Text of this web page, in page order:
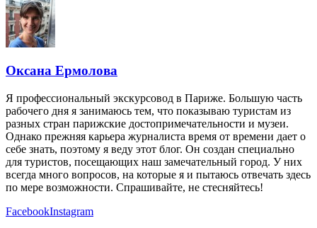
Оксана Ермолова
Я профессиональный экскурсовод в Париже. Большую часть
рабочего дня я занимаюсь тем, что показываю туристам из
разных стран парижские достопримечательности и музеи.
Однако прежняя карьера журналиста время от времени дает о
себе знать, поэтому я веду этот блог. Он создан специально
для туристов, посещающих наш замечательный город. У них
всегда много вопросов, на которые я и пытаюсь отвечать здесь
по мере возможности. Спрашивайте, не стесняйтесь!
FacebookInstagram